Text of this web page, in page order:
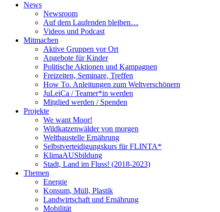
News
Newsroom
Auf dem Laufenden bleiben…
Videos und Podcast
Mitmachen
Aktive Gruppen vor Ort
Angebote für Kinder
Politische Aktionen und Kampagnen
Freizeiten, Seminare, Treffen
How To. Anleitungen zum Weltverschönern
JuLeiCa / Teamer*in werden
Mitglied werden / Spenden
Projekte
We want Moor!
Wildkatzenwälder von morgen
Weltbaustelle Ernährung
Selbstverteidigungskurs für FLINTA*
KlimaAUSbildung
Stadt, Land im Fluss! (2018-2023)
Themen
Energie
Konsum, Müll, Plastik
Landwirtschaft und Ernährung
Mobilität